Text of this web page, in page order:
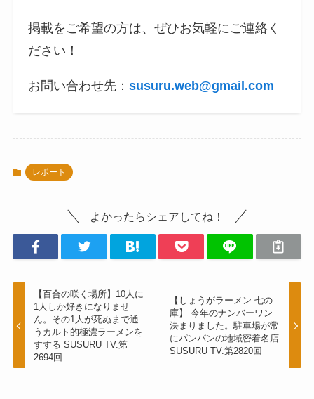
掲載をご希望の方は、ぜひお気軽にご連絡く
ださい！
お問い合わせ先：susuru.web@gmail.com
レポート
よかったらシェアしてね！
【百合の咲く場所】10人に
1人しか好きになりませ
ん。その1人が死ぬまで通
うカルト的極濃ラーメンを
すする SUSURU TV.第
2694回
【しょうがラーメン 七の
庫】 今年のナンバーワン
決まりました。駐車場が常
にパンパンの地域密着名店
SUSURU TV.第2820回